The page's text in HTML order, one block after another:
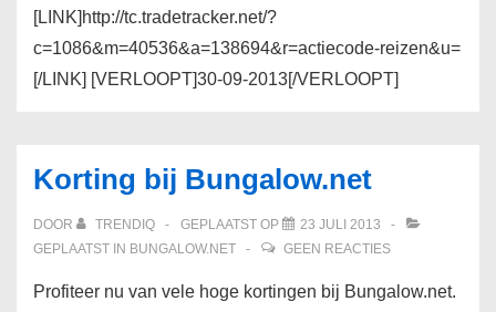
[LINK]http://tc.tradetracker.net/?
c=1086&m=40536&a=138694&r=actiecode-reizen&u=
[/LINK] [VERLOOPT]30-09-2013[/VERLOOPT]
Korting bij Bungalow.net
DOOR TRENDIQ GEPLAATST OP
23 JULI 2013
GEPLAATST IN BUNGALOW.NET GEEN REACTIES
Profiteer nu van vele hoge kortingen bij Bungalow.net.